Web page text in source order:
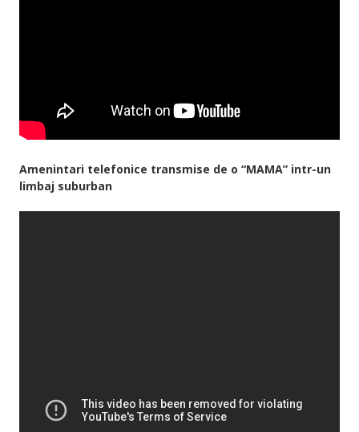
Amenintari telefonice transmise de o “MAMA” intr-un
limbaj suburban